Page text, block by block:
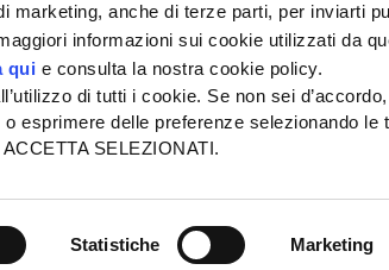
marketing, anche di terze parti, per inviarti
informazioni sui cookie utilizzati da
qui e consulta la nostra cookie policy.
di tutti i cookie. Se non sei
esprimere delle preferenze selezionando le
SELEZIONATI.
Statistiche Marketing
SEDE
Tel + 39.045.8057511
info@informatoreagrario.it
PUBBLICITÀ
Tel +
- Partita iva: 00230010233 Reg. imp. di Verona nr.